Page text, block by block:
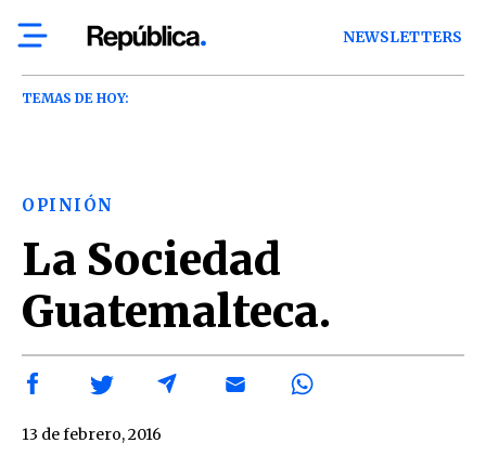
NEWSLETTERS
TEMAS DE HOY:
OPINIÓN
La Sociedad
Guatemalteca.
13 de febrero, 2016